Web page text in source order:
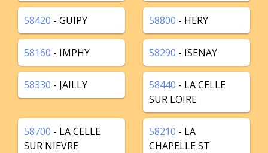
58420 - GUIPY 58800 - HERY
58160 - IMPHY 58290 - ISENAY
58330 - JAILLY 58440 - LA CELLE
SUR LOIRE
58700 - LA CELLE
SUR NIEVRE
58210 - LA
CHAPELLE ST